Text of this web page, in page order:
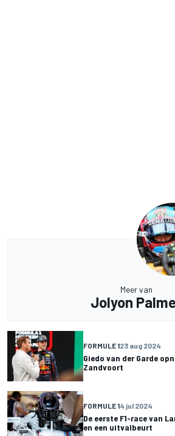
Meer van
Jolyon
FORMULE 123 aug 2024
Giedo van der Garde
Zandvoort
FORMULE 14 jul 2024
De eerste F1-race van
en een uitvalbeurt